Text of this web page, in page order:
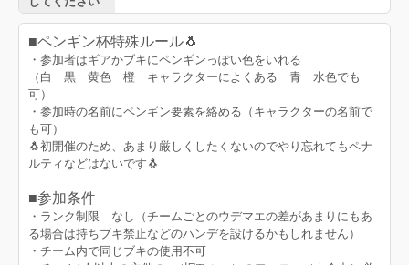
■ペンギン杯特殊ルール🐧
・参加者はギアかブキにペンギンっぽい色をいれる
（白 黒 黄色 橙 キャラクターによくある 青 水色でも
可）
・参加時の名前にペンギン要素を絡める（キャラクターの名前で
も可）
🐧初開催のため、あまり厳しくしたくないのでやり忘れてもペナ
ルティなどはないです🐧
■参加条件
・ランク制限 なし（チームごとのウデマエの差があまりにもあ
る場合は持ちブキ禁止などのハンデを設けるかもしれません）
・チーム内で同じブキの使用不可